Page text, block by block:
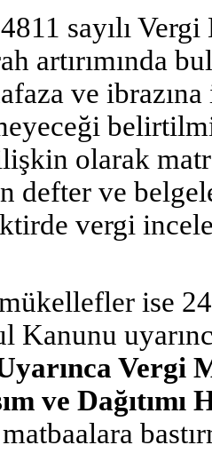
sayılı
artırımında
ve
olarak
defter ve
vergi
ise
Kanunu
Vergi
ve